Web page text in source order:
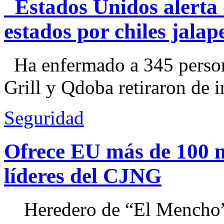
Estados Unidos alerta
estados por chiles
Ha enfermado a 345
Grill y Qdoba retiraron de
Seguridad
Ofrece EU más de 100
líderes del CJNG
Heredero de “El